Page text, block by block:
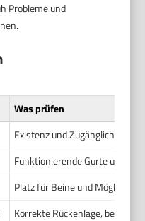
Probleme und
Was prüfen
Existenz und Zugänglichkeit
Funktionierende Gurte und
Platz für Beine und
Korrekte Rückenlage,